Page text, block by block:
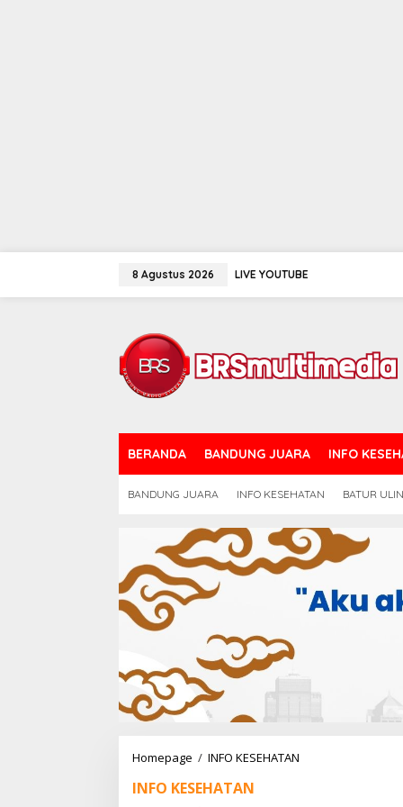
8 Agustus 2026 LIVE YOUTUBE
BERANDA BANDUNG JUARA INFO
BANDUNG JUARA INFO KESEHATAN BATUR ULIN
Homepage / INFO KESEHATAN
INFO KESEHATAN